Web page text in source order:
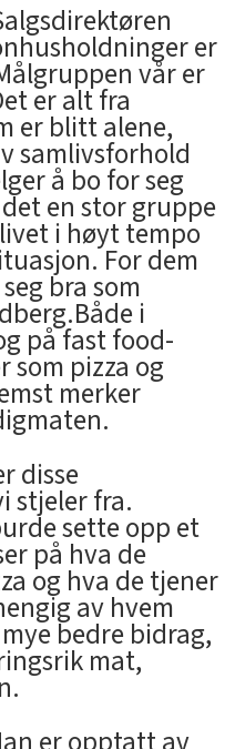
er
vår er
er alt fra
er blitt alene,
samlivsforhold
å bo for seg
en stor gruppe
i høyt tempo
For dem
bra som
i
på fast food-
som pizza og
merker
disse
stjeler fra.
sette opp et
på hva de
og hva de tjener
av hvem
bedre bidrag,
mat,